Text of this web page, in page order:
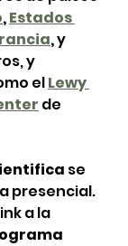
, Estados
, y
y
el Lewy
de
se
presencial.
a la